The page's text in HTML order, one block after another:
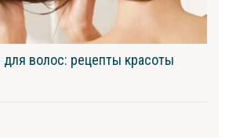
волос: рецепты красоты